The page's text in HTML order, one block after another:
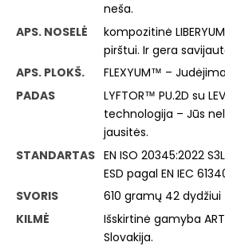
neša.
APS. NOSELĖ
kompozitinė
pirštui. Ir gera
APS. PLOKŠ.
FLEXYUM™ –
PADAS
LYFTOR™ PU.2D su
technologija – Jūs
jausitės.
STANDARTAS EN ISO 20345:2022
ESD pagal EN IEC
SVORIS
610 gramų 42 dydžiui
KILMĖ
Išskirtinė gamyba
Slovakija.